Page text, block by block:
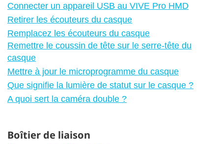
Connecter un appareil USB au VIVE Pro HMD
Retirer les écouteurs du casque
Remplacez les écouteurs du casque
Remettre le coussin de tête sur le serre-tête du
casque
Mettre à jour le microprogramme du casque
Que signifie la lumière de statut sur le casque ?
A quoi sert la caméra double ?
Boîtier de liaison